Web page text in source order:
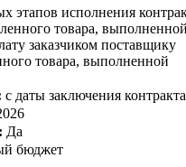
этапов исполнения
товара, выполненной
заказчиком поставщику
товара, выполненной
с даты заключения контракта
Да
бюджет